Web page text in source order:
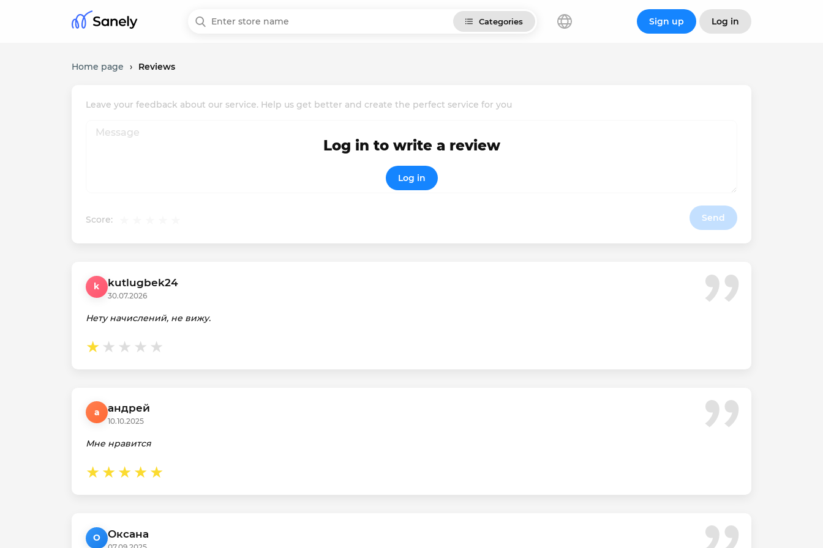
Categories Sign up Log in
Home page › Reviews
Leave your feedback about our service. Help us get better and create the perfect service for you
Score: Send
Log in to write a review
Log in
k kutlugbek24
30.07.2026
Нету начислений, не вижу.
а андрей
10.10.2025
Мне нравится
О Оксана